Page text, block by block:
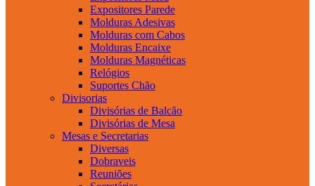
Expositores Parede
Molduras Adesivas
Molduras com Cabos
Molduras Encaixe
Molduras Magnéticas
Relógios
Suportes Chão
Divisorias
Divisórias de Balcão
Divisórias de Mesa
Mesas e Secretarias
Diversas
Dobraveis
Reuniões